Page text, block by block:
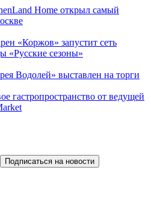
Home открыл самый
«Коржов» запустит сеть
«Русские сезоны»
Водолей» выставлен на торги
гастропространство от ведущей
Подписаться на новости